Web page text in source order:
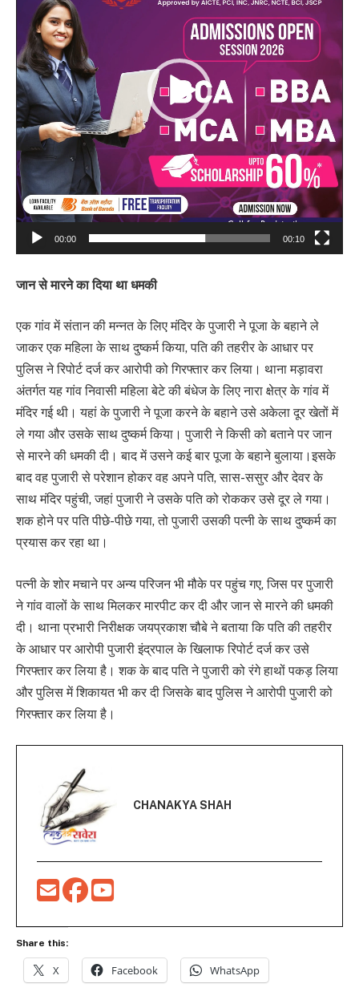
00:00 00:10
जान से मारने का दिया था धमकी
एक गांव में संतान की मन्नत के लिए मंदिर के पुजारी ने पूजा के बहाने ले
जाकर एक महिला के साथ दुष्कर्म किया, पति की तहरीर के आधार पर
पुलिस ने रिपोर्ट दर्ज कर आरोपी को गिरफ्तार कर लिया। थाना मड़ावरा
अंतर्गत यह गांव निवासी महिला बेटे की बंधेज के लिए नारा क्षेत्र के गांव में
मंदिर गई थी। यहां के पुजारी ने पूजा करने के बहाने उसे अकेला दूर खेतों में
ले गया और उसके साथ दुष्कर्म किया। पुजारी ने किसी को बताने पर जान
से मारने की धमकी दी। बाद में उसने कई बार पूजा के बहाने बुलाया।इसके
बाद वह पुजारी से परेशान होकर वह अपने पति, सास-ससुर और देवर के
साथ मंदिर पहुंची, जहां पुजारी ने उसके पति को रोककर उसे दूर ले गया।
शक होने पर पति पीछे-पीछे गया, तो पुजारी उसकी पत्नी के साथ दुष्कर्म का
प्रयास कर रहा था।
पत्नी के शोर मचाने पर अन्य परिजन भी मौके पर पहुंच गए, जिस पर पुजारी
ने गांव वालों के साथ मिलकर मारपीट कर दी और जान से मारने की धमकी
दी। थाना प्रभारी निरीक्षक जयप्रकाश चौबे ने बताया कि पति की तहरीर
के आधार पर आरोपी पुजारी इंद्रपाल के खिलाफ रिपोर्ट दर्ज कर उसे
गिरफ्तार कर लिया है। शक के बाद पति ने पुजारी को रंगे हाथों पकड़ लिया
और पुलिस में शिकायत भी कर दी जिसके बाद पुलिस ने आरोपी पुजारी को
गिरफ्तार कर लिया है।
CHANAKYA SHAH
Share this:
X Facebook WhatsApp